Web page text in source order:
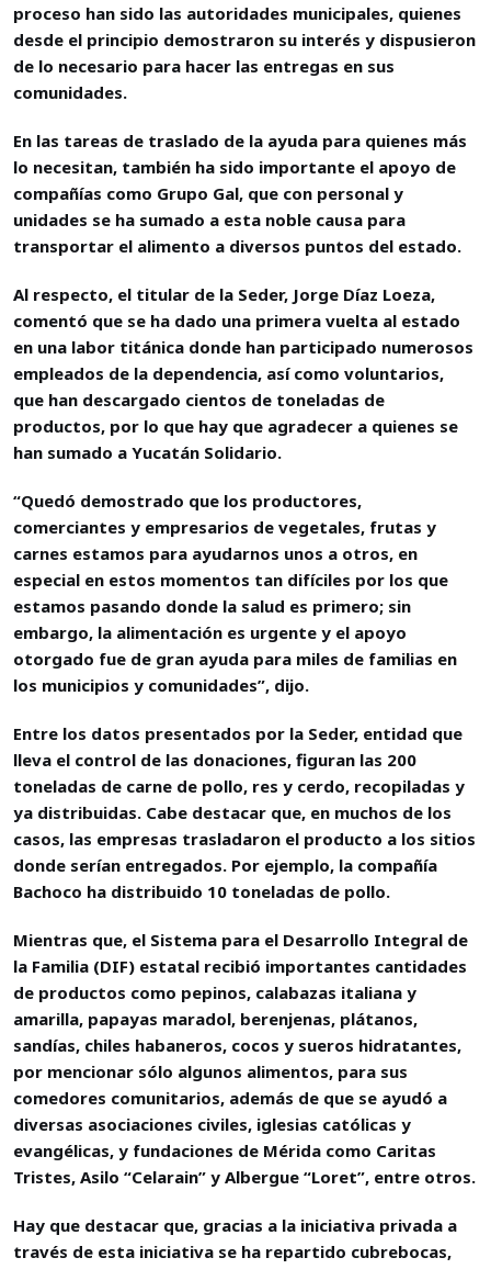
proceso han sido las autoridades municipales, quienes
desde el principio demostraron su interés y dispusieron
de lo necesario para hacer las entregas en sus
comunidades.
En las tareas de traslado de la ayuda para quienes más
lo necesitan, también ha sido importante el apoyo de
compañías como Grupo Gal, que con personal y
unidades se ha sumado a esta noble causa para
transportar el alimento a diversos puntos del estado.
Al respecto, el titular de la Seder, Jorge Díaz Loeza,
comentó que se ha dado una primera vuelta al estado
en una labor titánica donde han participado numerosos
empleados de la dependencia, así como voluntarios,
que han descargado cientos de toneladas de
productos, por lo que hay que agradecer a quienes se
han sumado a Yucatán Solidario.
“Quedó demostrado que los productores,
comerciantes y empresarios de vegetales, frutas y
carnes estamos para ayudarnos unos a otros, en
especial en estos momentos tan difíciles por los que
estamos pasando donde la salud es primero; sin
embargo, la alimentación es urgente y el apoyo
otorgado fue de gran ayuda para miles de familias en
los municipios y comunidades”, dijo.
Entre los datos presentados por la Seder, entidad que
lleva el control de las donaciones, figuran las 200
toneladas de carne de pollo, res y cerdo, recopiladas y
ya distribuidas. Cabe destacar que, en muchos de los
casos, las empresas trasladaron el producto a los sitios
donde serían entregados. Por ejemplo, la compañía
Bachoco ha distribuido 10 toneladas de pollo.
Mientras que, el Sistema para el Desarrollo Integral de
la Familia (DIF) estatal recibió importantes cantidades
de productos como pepinos, calabazas italiana y
amarilla, papayas maradol, berenjenas, plátanos,
sandías, chiles habaneros, cocos y sueros hidratantes,
por mencionar sólo algunos alimentos, para sus
comedores comunitarios, además de que se ayudó a
diversas asociaciones civiles, iglesias católicas y
evangélicas, y fundaciones de Mérida como Caritas
Tristes, Asilo “Celarain” y Albergue “Loret”, entre otros.
Hay que destacar que, gracias a la iniciativa privada a
través de esta iniciativa se ha repartido cubrebocas,